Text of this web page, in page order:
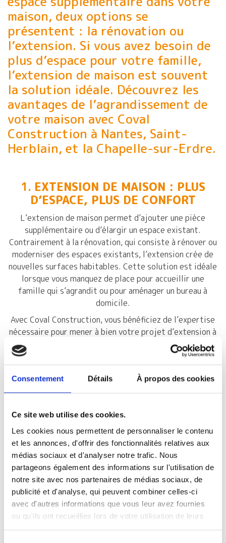
Consentement Détails À propos des cookies
Ce site web utilise des cookies.
Les cookies nous permettent de personnaliser le contenu
et les annonces, d'offrir des fonctionnalités relatives aux
médias sociaux et d'analyser notre trafic. Nous
partageons également des informations sur l'utilisation de
notre site avec nos partenaires de médias sociaux, de
publicité et d'analyse, qui peuvent combiner celles-ci
avec d'autres informations que vous leur avez fournies
ou qu'ils ont recueillies lors de votre utilisation de leurs
maison, deux options se
présentent : la rénovation ou
l’extension. Si vous avez besoin de
plus d’espace pour votre famille,
l’extension de maison est souvent
la solution idéale. Découvrez les
avantages de l’agrandissement de
votre maison avec Coval
Construction à Nantes, Saint-
Herblain, et la Chapelle-sur-Erdre.
1. EXTENSION DE MAISON : PLUS
D’ESPACE, PLUS DE CONFORT
L’extension de maison permet d’ajouter une pièce
supplémentaire ou d’élargir un espace existant.
Contrairement à la rénovation, qui consiste à rénover ou
moderniser des espaces existants, l’extension crée de
nouvelles surfaces habitables. Cette solution est idéale
lorsque vous manquez de place pour accueillir une
famille qui s’agrandit ou pour aménager un bureau à
domicile.
Avec Coval Construction, vous bénéficiez de l’expertise
nécessaire pour mener à bien votre projet d’extension à
Nantes, Saint-Herblain ou la Chapelle-sur-Erdre, en
respectant vos besoins et vos contraintes.
2.LES AVANTAGES D’UNE EXTENSION
de répondre à une demande croissante d’espace sans
devoir déménager. L’extension peut être adaptée à vos
besoins spécifiques : agrandir le salon, ajouter une
chambre, ou même créer une salle de jeux pour vos
enfants. Ce projet vous offre plus de flexibilité que la
rénovation d’une maison, car vous avez la possibilité de
créer un espace entièrement personnalisé.